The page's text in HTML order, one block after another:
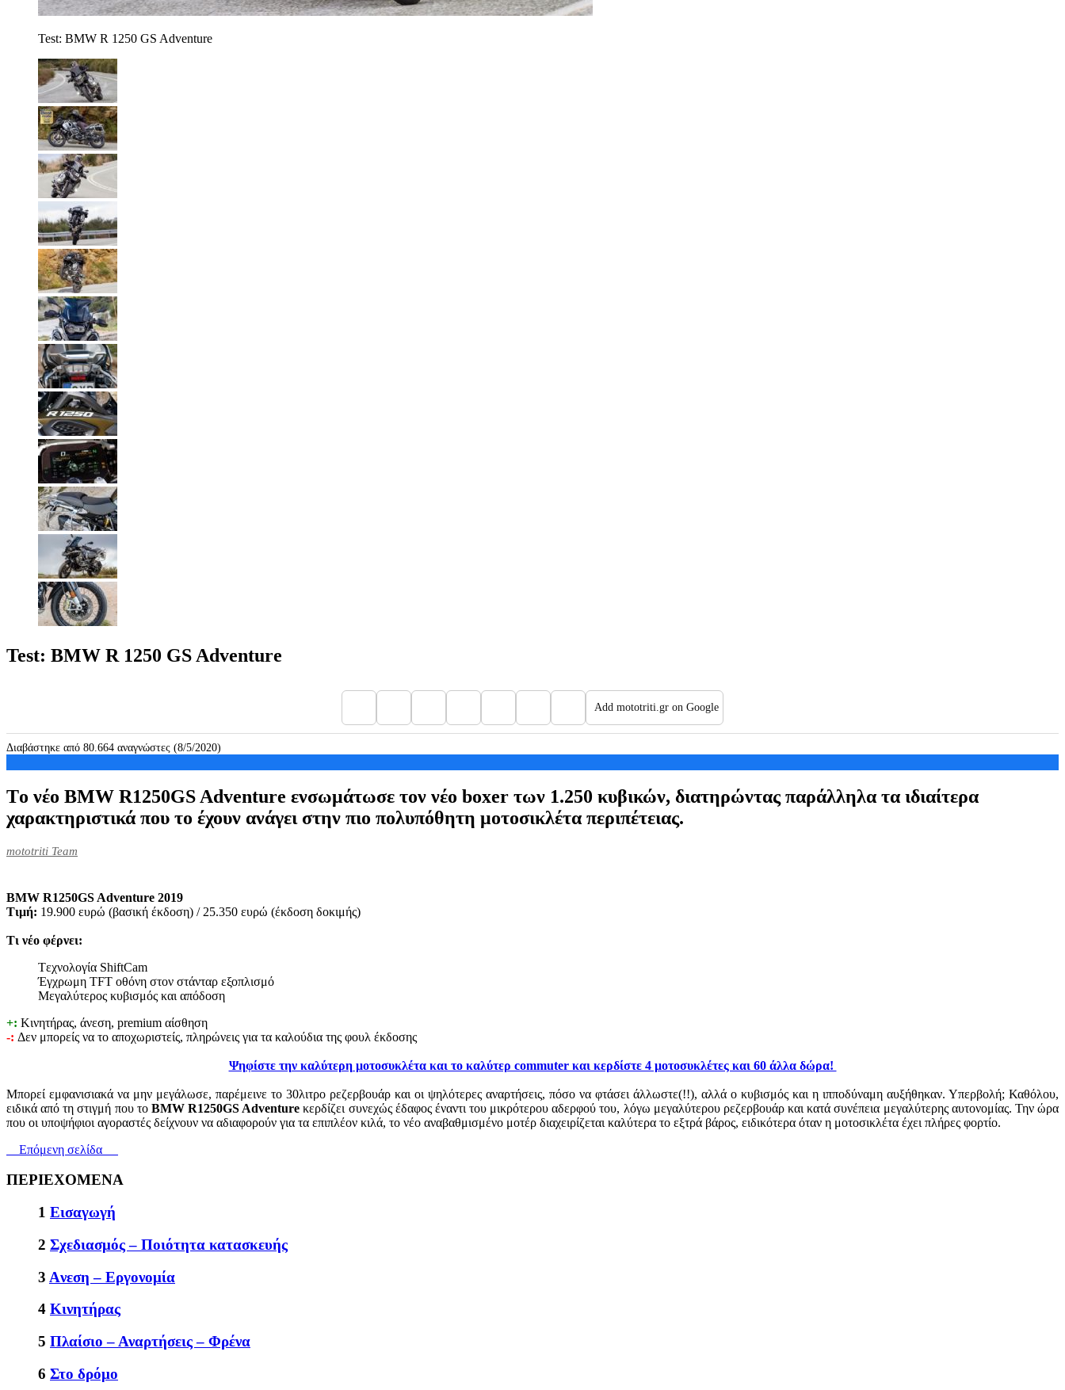
Test: BMW R 1250 GS Adventure
Test: BMW R 1250 GS Adventure
Add mototriti.gr on Google
Διαβάστηκε από 80.664 αναγνώστες (8/5/2020)
Tο νέο BMW R1250GS Adventure ενσωμάτωσε τον νέο boxer των 1.250 κυβικών, διατηρώντας παράλληλα τα ιδιαίτερα
χαρακτηριστικά που το έχουν ανάγει στην πιο πολυπόθητη μοτοσικλέτα περιπέτειας.
mototriti Team
BMW R1250GS Adventure 2019
Τιμή: 19.900 ευρώ (βασική έκδοση) / 25.350 ευρώ (έκδοση δοκιμής)
Τι νέο φέρνει:
Tεχνολογία ShiftCam
Έγχρωμη TFT οθόνη στον στάνταρ εξοπλισμό
Mεγαλύτερος κυβισμός και απόδοση
+: Κινητήρας, άνεση, premium αίσθηση
-: Δεν μπορείς να το αποχωριστείς, πληρώνεις για τα καλούδια της φουλ έκδοσης
Ψηφίστε την καλύτερη μοτοσυκλέτα και το καλύτερ commuter και κερδίστε 4 μοτοσυκλέτες και 60 άλλα δώρα!
Μπορεί εμφανισιακά να μην μεγάλωσε, παρέμεινε το 30λιτρο ρεζερβουάρ και οι ψηλότερες αναρτήσεις, πόσο να φτάσει άλλωστε(!!), αλλά ο κυβισμός και η ιπποδύναμη αυξήθηκαν. Υπερβολή; Καθόλου,
ειδικά από τη στιγμή που το BMW R1250GS Adventure κερδίζει συνεχώς έδαφος έναντι του μικρότερου αδερφού του, λόγω μεγαλύτερου ρεζερβουάρ και κατά συνέπεια μεγαλύτερης αυτονομίας. Την ώρα
που οι υποψήφιοι αγοραστές δείχνουν να αδιαφορούν για τα επιπλέον κιλά, το νέο αναβαθμισμένο μοτέρ διαχειρίζεται καλύτερα το εξτρά βάρος, ειδικότερα όταν η μοτοσικλέτα έχει πλήρες φορτίο.
Επόμενη σελίδα
ΠΕΡΙΕΧΟΜΕΝΑ
1 Εισαγωγή
2 Σχεδιασμός – Ποιότητα κατασκευής
3 Aνεση – Εργονομία
4 Κινητήρας
5 Πλαίσιο – Αναρτήσεις – Φρένα
6 Στο δρόμο